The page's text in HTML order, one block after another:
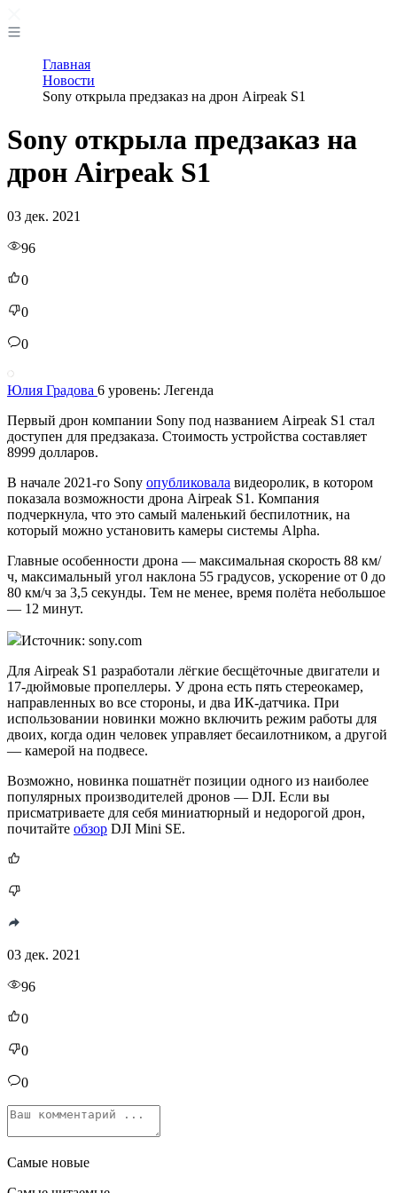
Главная
Новости
Sony открыла предзаказ на дрон Airpeak S1
Sony открыла предзаказ на
дрон Airpeak S1
03 дек. 2021
96
0
0
0
Юлия Градова 6 уровень: Легенда
Первый дрон компании Sony под названием Airpeak S1 стал
доступен для предзаказа. Стоимость устройства составляет
8999 долларов.
В начале 2021-го Sony опубликовала видеоролик, в котором
показала возможности дрона Airpeak S1. Компания
подчеркнула, что это самый маленький беспилотник, на
который можно установить камеры системы Alpha.
Главные особенности дрона — максимальная скорость 88 км/
ч, максимальный угол наклона 55 градусов, ускорение от 0 до
80 км/ч за 3,5 секунды. Тем не менее, время полёта небольшое
— 12 минут.
Источник: sony.com
Для Airpeak S1 разработали лёгкие бесщёточные двигатели и
17-дюймовые пропеллеры. У дрона есть пять стереокамер,
направленных во все стороны, и два ИК-датчика. При
использовании новинки можно включить режим работы для
двоих, когда один человек управляет бесаилотником, а другой
— камерой на подвесе.
Возможно, новинка пошатнёт позиции одного из наиболее
популярных производителей дронов — DJI. Если вы
присматриваете для себя миниатюрный и недорогой дрон,
почитайте обзор DJI Mini SE.
03 дек. 2021
96
0
0
0
Самые новые